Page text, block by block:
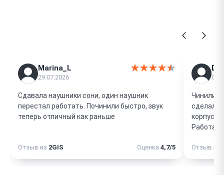
Marina_L
29.07.2026
Сдавала наушники сони, один наушник
перестал работать. Починили быстро, звук
теперь отличный как раньше
Отзыв из 2GIS Оценка 4,7/5
Чинили
сделали,
корпус
Отзыв из